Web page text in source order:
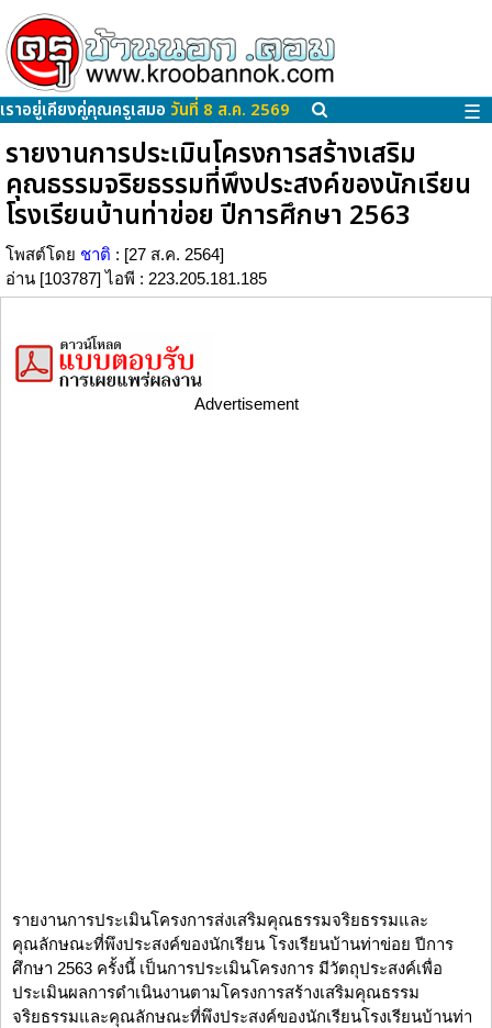
เราอยู่เคียงคู่คุณครูเสมอ วันที่ 8 ส.ค. 2569 ☰
รายงานการประเมินโครงการสร้างเสริม
คุณธรรมจริยธรรมที่พึงประสงค์ของนักเรียน
โรงเรียนบ้านท่าข่อย ปีการศึกษา 2563
โพสต์โดย ชาติ : [27 ส.ค. 2564]
อ่าน [103787] ไอพี : 223.205.181.185
Advertisement
รายงานการประเมินโครงการส่งเสริมคุณธรรมจริยธรรมและ
คุณลักษณะที่พึงประสงค์ของนักเรียน โรงเรียนบ้านท่าข่อย ปีการ
ศึกษา 2563 ครั้งนี้ เป็นการประเมินโครงการ มีวัตถุประสงค์เพื่อ
ประเมินผลการดำเนินงานตามโครงการสร้างเสริมคุณธรรม
จริยธรรมและคุณลักษณะที่พึงประสงค์ของนักเรียนโรงเรียนบ้านท่า